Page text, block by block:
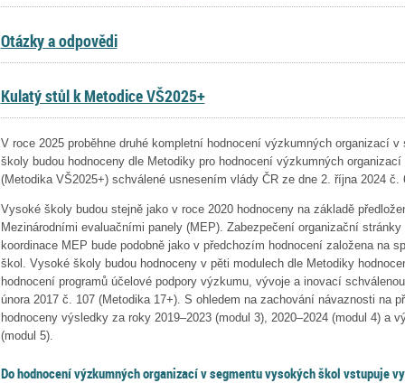
Otázky a odpovědi
Kulatý stůl k Metodice VŠ2025+
V roce 2025 proběhne druhé kompletní hodnocení výzkumných organizací
školy budou hodnoceny dle Metodiky pro hodnocení výzkumných
(Metodika VŠ2025+) schválené usnesením vlády ČR ze dne 2. října 2024 č.
Vysoké školy budou stejně jako v roce 2020 hodnoceny na základě
Mezinárodními evaluačními panely (MEP). Zabezpečení organizační
koordinace MEP bude podobně jako v předchozím hodnocení založena na
škol. Vysoké školy budou hodnoceny v pěti modulech dle Metodiky
hodnocení programů účelové podpory výzkumu, vývoje a inovací
února 2017 č. 107 (Metodika 17+). S ohledem na zachování návaznosti na
hodnoceny výsledky za roky 2019–2023 (modul 3), 2020–2024 (modul 4) a
(modul 5).
Do hodnocení výzkumných organizací v segmentu vysokých škol vstupuje